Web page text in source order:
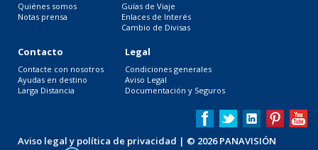
Quiénes somos
Notas prensa
Guías de Viaje
Enlaces de Interés
Cambio de Divisas
Contacto
Contacte con nosotros
Ayudas en destino
Larga Distancia
Legal
Condiciones generales
Aviso Legal
Documentación y Seguros
Aviso legal y política de privacidad | © 2026 PANAVISIÓN